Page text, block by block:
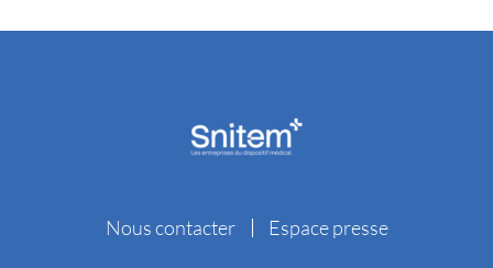
Nous contacter Espace presse